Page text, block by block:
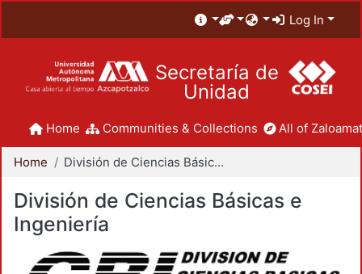
Log In
Secretaría de
Unidad
Home Communities & Collections All of
Home División de Ciencias Básicas e Ingeniería
División de Ciencias Básicas e
Ingeniería